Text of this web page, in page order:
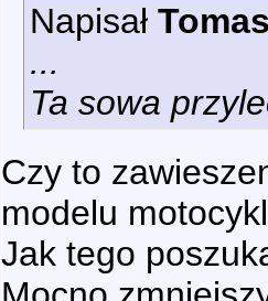
Napisał
...
Ta sowa
Czy to
modelu
Jak tego